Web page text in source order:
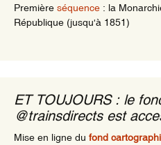
Première séquence : la
République (jusqu'à 1851)
ET TOUJOURS : le
@trainsdirects est
Mise en ligne du fond